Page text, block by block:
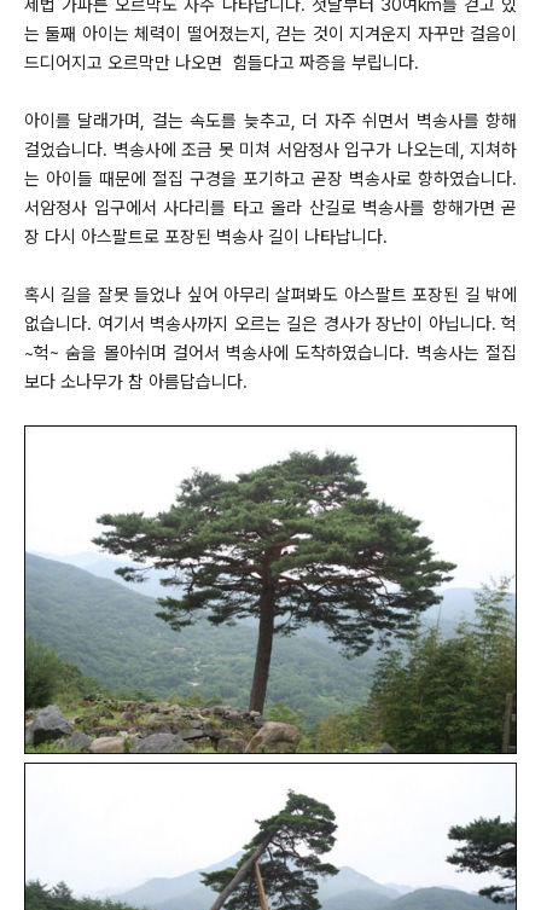
제법 가파른 오르막도 자주 나타납니다. 첫날부터 30여km를 걷고 있
는 둘째 아이는 체력이 떨어졌는지, 걷는 것이 지겨운지 자꾸만 걸음이
드디어지고 오르막만 나오면 힘들다고 짜증을 부립니다.
아이를 달래가며, 걸는 속도를 늦추고, 더 자주 쉬면서 벽송사를 향해
걸었습니다. 벽송사에 조금 못 미쳐 서암정사 입구가 나오는데, 지쳐하
는 아이들 때문에 절집 구경을 포기하고 곧장 벽송사로 향하였습니다.
서암정사 입구에서 사다리를 타고 올라 산길로 벽송사를 향해가면 곧
장 다시 아스팔트로 포장된 벽송사 길이 나타납니다.
혹시 길을 잘못 들었나 싶어 아무리 살펴봐도 아스팔트 포장된 길 밖에
없습니다. 여기서 벽송사까지 오르는 길은 경사가 장난이 아닙니다. 헉
~헉~ 숨을 몰아쉬며 걸어서 벽송사에 도착하였습니다. 벽송사는 절집
보다 소나무가 참 아름답습니다.